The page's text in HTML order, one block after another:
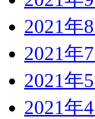
2021年8
2021年7
2021年5
2021年4